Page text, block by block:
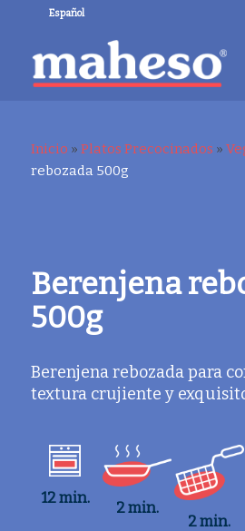
Español
Inicio » Platos Precocinados »
rebozada 500g
Berenjena
500g
Berenjena rebozada para
textura crujiente y
12 min.
2 min.
2 min.